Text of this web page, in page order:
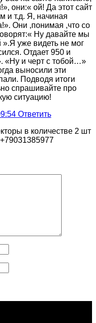
они:« ой! Да этот сайт
и т.д. Я, начиная
Они ,понимая ,что со
Ну давайте мы
».Я уже видеть не мог
Отдает 950 и
«Ну и черт с тобой…»
выносили эти
Подводя итоги
спрашивайте про
ситуацию!
Ответить
в количестве 2 шт